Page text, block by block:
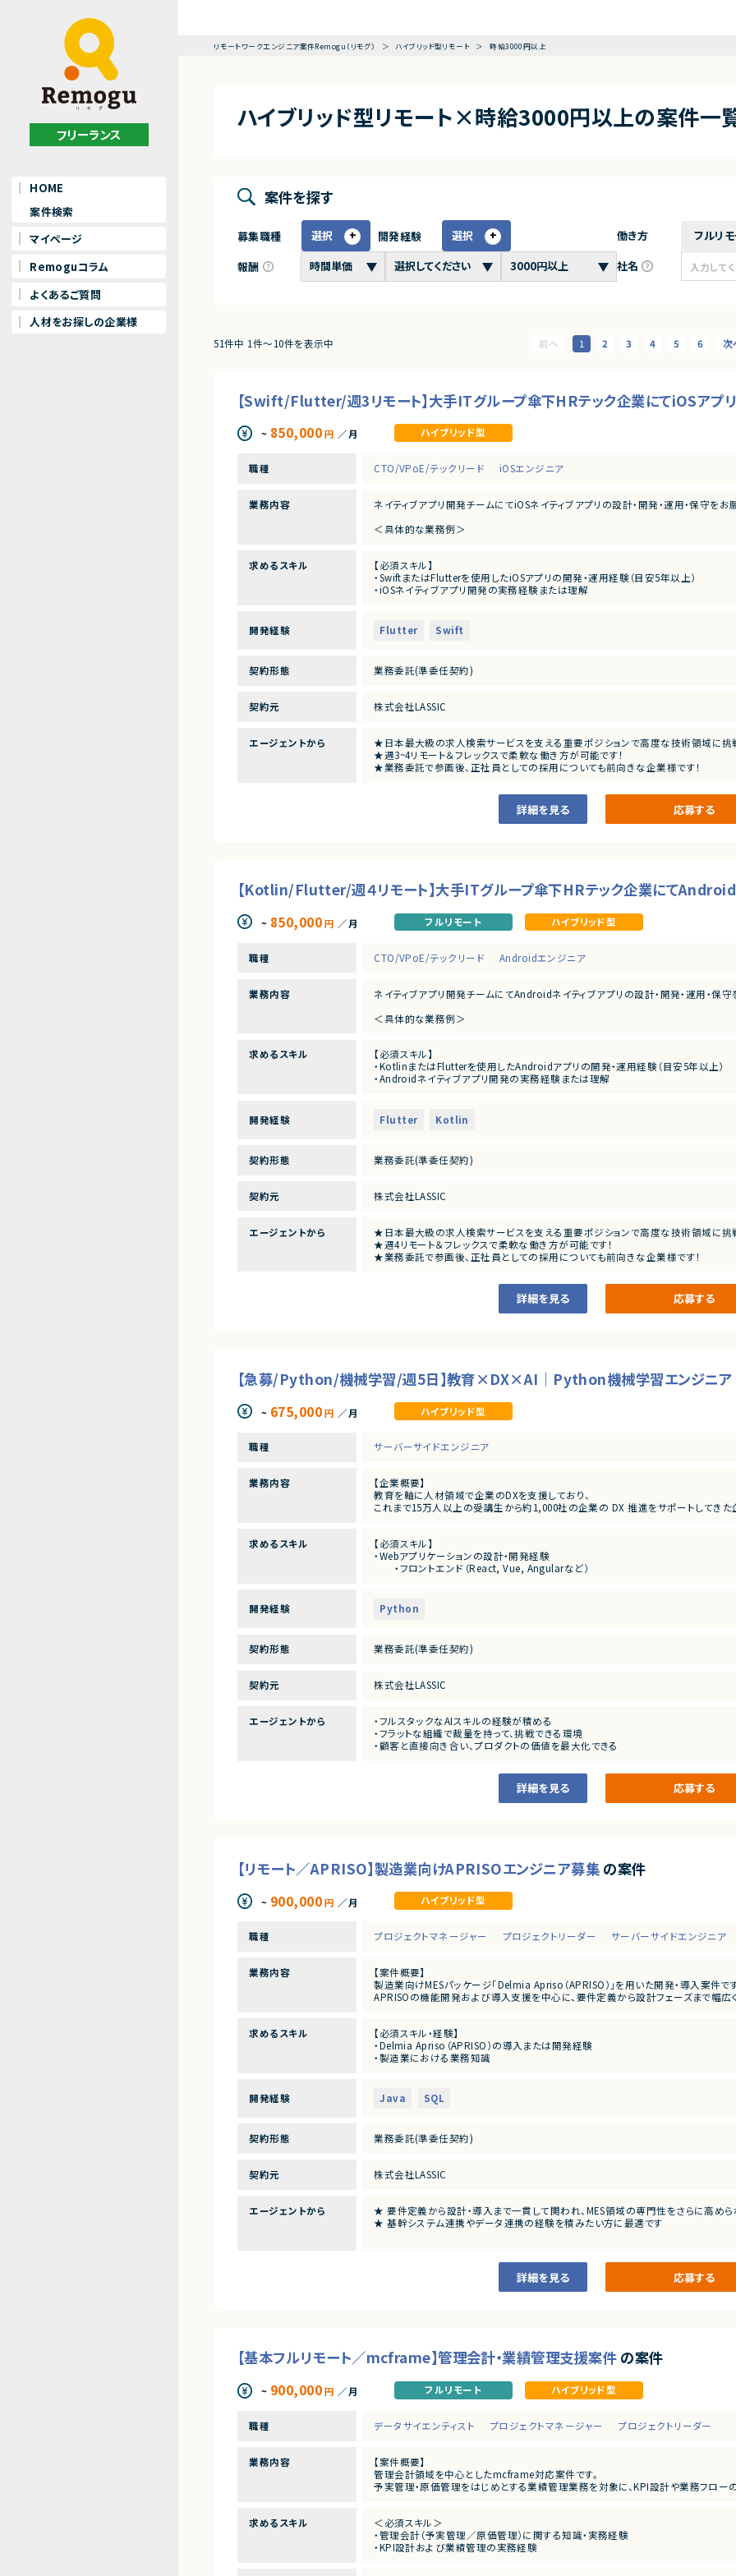
フリーランス
HOME
案件検索
マイページ
Remoguコラム
よくあるご質問
人材をお探しの企業様
リモートワークエンジニア案件Remogu（リモグ） ハイブリッド型リモート 時給3000円以上
ハイブリッド型リモート×時給3000円以上の案件一
案件を探す
募集職種 選択 開発経験
選択
報酬
働き方 フルリ
社名
51件中 1件〜10件を表示中 1 2 3 4 5 6
【Swift/Flutter/週3リモート】大手ITグループ傘下HRテック企業にてiOSアプリ
~ 850,000円 ／月 ハイブリッド型
職種 CTO/VPoE/テックリード iOSエンジニア
業務内容
ネイティブアプリ開発チームにてiOSネイティブアプリの設計・開発・運用・保守をお
＜具体的な業務例＞
・機能開発だけでなく、リファクタリングや依存ライブラリの更新、パフォーマンス改
求めるスキル
【必須スキル】
・SwiftまたはFlutterを使用したiOSアプリの開発・運用経験（目安5年以上）
・iOSネイティブアプリ開発の実務経験または理解
・APNsを使用したPush Notificationの開発・運用経験
・Androidアプリ開発・運用経験
・Goなどを使用したネイティブまたはWebアプリケーションのバックエンド開発・運
開発経験 Flutter Swift
契約形態 業務委託(準委任契約)
契約元 株式会社LASSIC
エージェントから
★日本最大級の求人検索サービスを支える重要ポジションで高度な技術領域に挑
★週3~4リモート＆フレックスで柔軟な働き方が可能です！
★業務委託で参画後、正社員としての採用についても前向きな企業様です！
詳細を見る 応募する
【Kotlin/Flutter/週４リモート】大手ITグループ傘下HRテック企業にてAndroid
~ 850,000円 ／月 フルリモート ハイブリッド型
職種 CTO/VPoE/テックリード Androidエンジニア
業務内容
ネイティブアプリ開発チームにてAndroidネイティブアプリの設計・開発・運用・保守
＜具体的な業務例＞
・機能開発だけでなく、リファクタリングや依存ライブラリの更新、パフォーマンス改
求めるスキル
【必須スキル】
・KotlinまたはFlutterを使用したAndroidアプリの開発・運用経験（目安5年以上）
・Androidネイティブアプリ開発の実務経験または理解
【あると望ましいスキル・経験】
・FCMを使用したPush Notificationの開発・運用経験
・iOSアプリ開発・運用経験
・Goなどを使用したネイティブまたはWebアプリケーションのバックエンド開発・運
開発経験 Flutter Kotlin
契約形態 業務委託(準委任契約)
契約元 株式会社LASSIC
エージェントから
★日本最大級の求人検索サービスを支える重要ポジションで高度な技術領域に挑
★週4リモート＆フレックスで柔軟な働き方が可能です！
★業務委託で参画後、正社員としての採用についても前向きな企業様です！
詳細を見る 応募する
【急募/Python/機械学習/週5日】教育×DX×AI｜Python機械学習エンジニア
~ 675,000円 ／月 ハイブリッド型
職種 サーバーサイドエンジニア
業務内容
【企業概要】
教育を軸に人材領域で企業のDXを支援しており、
これまで15万人以上の受講生から約1,000社の企業の DX 推進をサポートしてきた
これまでに受講⽣ 15万名以上、クライアント 1000 社以上に研修を提供してきた実績
【業務概要】
＜参考案件＞
・投稿・共有の場を提供するWebシステム。
・「要件定義のみ受注」ではなく、次のステップとしてプロトタイプ開発を提案中。
・人員が確保できれば、11月から開始可能。
【補足】
求めるスキル
【必須スキル】
・Webアプリケーションの設計・開発経験
・フロントエンド（React, Vue, Angularなど）
・AWS / Azure / GCP いずれか
・ Gitを用いたチーム開発経験
【歓迎スキル】
・機械学習、生成AIの実装経験
開発経験 Python
契約形態 業務委託(準委任契約)
契約元 株式会社LASSIC
エージェントから
・フルスタックなAIスキルの経験が積める
・フラットな組織で裁量を持って、挑戦できる環境
・顧客と直接向き合い、プロダクトの価値を最大化できる
詳細を見る 応募する
【リモート／APRISO】製造業向けAPRISOエンジニア募集 の案件
~ 900,000円 ／月 ハイブリッド型
職種 プロジェクトマネージャー プロジェクトリーダー サーバーサイドエンジニア
業務内容
【案件概要】
製造業向けMESパッケージ「Delmia Apriso（APRISO）」を用いた開発・導入案件です
APRISOの機能開発および導入支援を中心に、要件定義から設計フェーズまで幅広
【業務内容】
・Delmia Apriso（APRISO）を用いたシステム開発・導入業務
・APRISOのカスタマイズ開発
・他システム（ERP等）とのデータ連携対応
求めるスキル
【必須スキル・経験】
・Delmia Apriso（APRISO）の導入または開発経験
・製造業における業務知識
・Java／.NET等、何らかのプログラミング経験
・要件定義〜設計フェーズの実務経験
【尚可スキル・経験】
・SAPなどERPとのシステム連携経験
・AWS／Azureなどクラウド環境の知見
・BIツールを用いたデータ分析・可視化の経験
開発経験 Java SQL
契約形態 業務委託(準委任契約)
契約元 株式会社LASSIC
エージェントから
★ 要件定義から設計・導入まで一貫して関われ、MES領域の専門性をさらに高めら
★ 基幹システム連携やデータ連携の経験を積みたい方に最適です
詳細を見る 応募する
【基本フルリモート／mcframe】管理会計・業績管理支援案件 の案件
~ 900,000円 ／月 フルリモート ハイブリッド型
職種 データサイエンティスト プロジェクトマネージャー プロジェクトリーダー
業務内容
【案件概要】
管理会計領域を中心としたmcframe対応案件です。
予実管理・原価管理をはじめとする業績管理業務を対象に、KPI設計や業務フロー
【業務内容】
・mcframeを用いた管理会計業務の対応・運用支援
・予実管理／原価管理に関するデータ整理・分析
求めるスキル
＜必須スキル＞
・管理会計（予実管理／原価管理）に関する知識・実務経験
・KPI設計および業績管理の実務経験